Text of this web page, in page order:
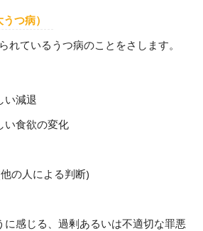
つ病）
れているうつ病のことをさします。
い減退
い食欲の変化
の人による判断)
に感じる、過剰あるいは不適切な罪悪